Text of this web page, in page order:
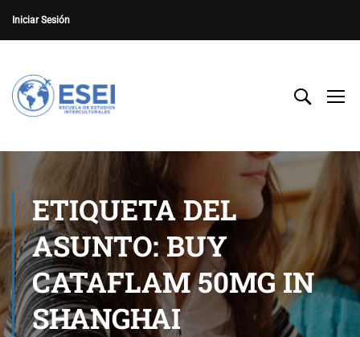
Iniciar Sesión
ETIQUETA DEL
ASUNTO: BUY
CATAFLAM 50MG IN
SHANGHAI